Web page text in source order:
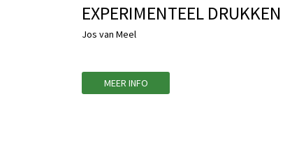
EXPERIMENTEEL DRUKKEN
Jos van Meel
MEER INFO